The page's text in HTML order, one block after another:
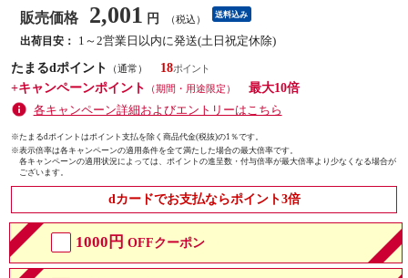
販売価格 2,001 円 （税込） 送料込み
出荷目安：
1～2営業日以内に発送(土日祝定休除)
たまるdポイント
（通常）
18
+キャンペーンポイント
（期間・用途限定）
最大10倍
各キャンペーン詳細およびエントリーはこちら
※たまるdポイントはポイント支払を除く商品代金(税抜)の1％です。
※表示倍率は各キャンペーンの適用条件を全て満たした場合の最大倍率です。
各キャンペーンの適用状況によっては、ポイントの進呈数・付与倍率が最大倍率より少なくなる場合が
ございます。
dカードでお支払ならポイント3倍
1000円 OFFクーポン